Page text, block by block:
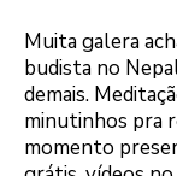
Muita galera
budista no
demais.
minutinhos pra
momento